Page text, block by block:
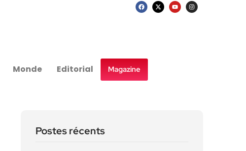
Monde Editorial Magazine
Postes récents